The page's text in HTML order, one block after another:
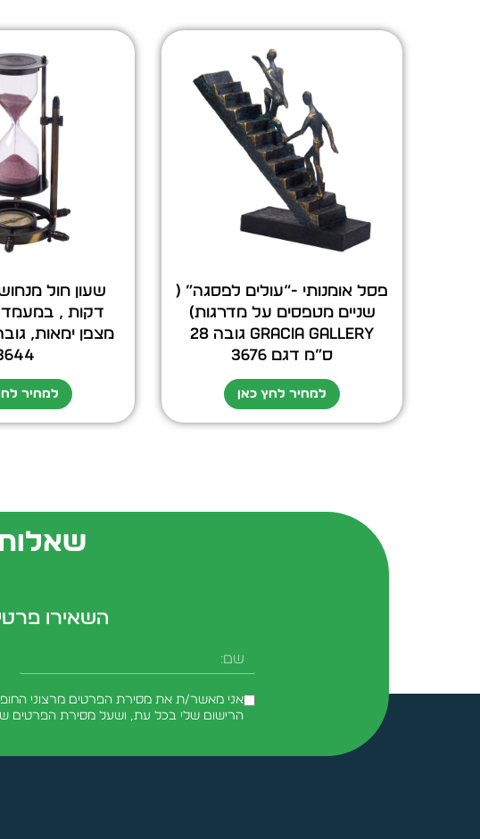
פסל אומנותי -“עולים לפסגה” (
שניים מטפסים על מדרגות)
GRACIA GALLERY גובה 28
ס”מ דגם 3676
למחיר לחץ כאן
דקות , במעמד
למחיר
השאירו
שם
אני מאשר/ת את מסירת הפרטים מרצוני
הרישום שלי בכל עת, ושעל מסירת הפרטים